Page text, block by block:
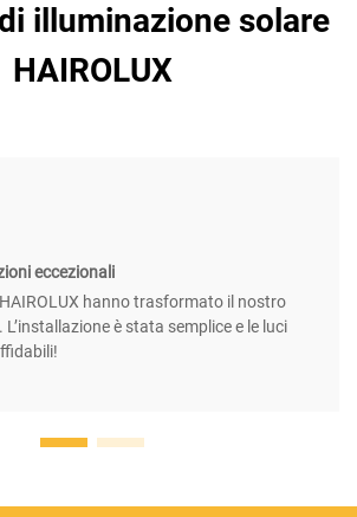
illuminazione solare
HAIROLUX
eccezionali
hanno trasformato il nostro
è stata semplice e le luci